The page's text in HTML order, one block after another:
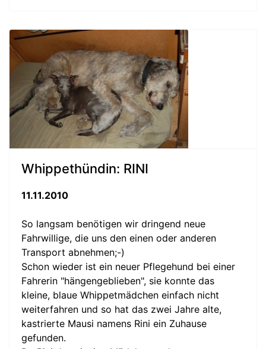
Whippethündin: RINI
11.11.2010
So langsam benötigen wir dringend neue
Fahrwillige, die uns den einen oder anderen
Transport abnehmen;-)
Schon wieder ist ein neuer Pflegehund bei einer
Fahrerin "hängengeblieben", sie konnte das
kleine, blaue Whippetmädchen einfach nicht
weiterfahren und so hat das zwei Jahre alte,
kastrierte Mausi namens Rini ein Zuhause
gefunden.